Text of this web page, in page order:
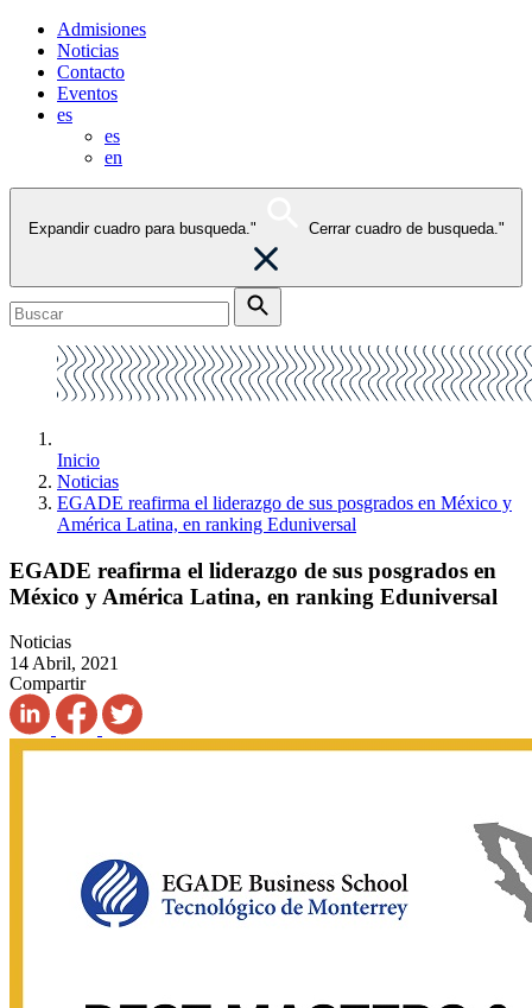
Admisiones
Noticias
Contacto
Eventos
es
es
en
Expandir cuadro para busqueda." Cerrar cuadro de busqueda."
Inicio
Noticias
EGADE reafirma el liderazgo de sus posgrados en México y
América Latina, en ranking Eduniversal
EGADE reafirma el liderazgo de sus posgrados en
México y América Latina, en ranking Eduniversal
Noticias
14 Abril, 2021
Compartir